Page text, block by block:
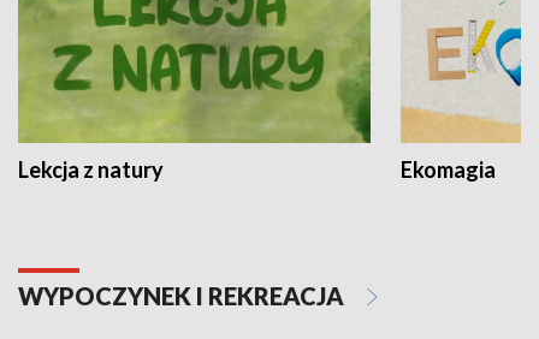
Lekcja z natury Ekomagia
WYPOCZYNEK I REKREACJA